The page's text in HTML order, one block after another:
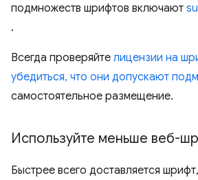
подмножеств шрифтов включают
.
Всегда проверяйте лицензии на
убедиться, что они допускают
самостоятельное размещение.
Используйте меньше веб-
Быстрее всего доставляется